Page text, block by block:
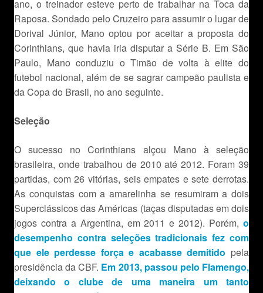
ano, o treinador esteve perto de trabalhar na Toca da
Raposa. Sondado pelo Cruzeiro para assumir o lugar de
Dorival Júnior, Mano optou por aceitar a proposta do
Corinthians, que havia iria disputar a Série B. Em São
Paulo, Mano conduziu o Timão de volta à elite do
futebol nacional, além de se sagrar campeão paulista e
da Copa do Brasil, no ano seguinte.
Seleção
O sucesso no Corinthians alçou Mano à seleção
brasileira, onde trabalhou de 2010 até 2012. Foram 39
partidas, com 26 vitórias, seis empates e sete derrotas.
As conquistas com a amarelinha se resumiram a dois
Superclássicos das Américas (taças disputadas em dois
jogos contra a Argentina, em 2011 e 2012). Porém, o
desempenho contra seleções tradicionais fez com
que ele perdesse força e acabasse demitido pela
presidência da CBF. Em 2013, passou pelo Flamengo,
deixando o clube de uma maneira um tanto